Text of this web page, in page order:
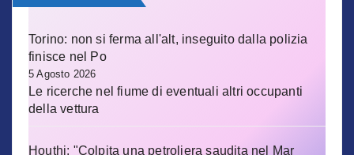
Torino: non si ferma all'alt, inseguito dalla polizia
finisce nel Po
5 Agosto 2026
Le ricerche nel fiume di eventuali altri occupanti
della vettura
Houthi: "Colpita una petroliera saudita nel Mar